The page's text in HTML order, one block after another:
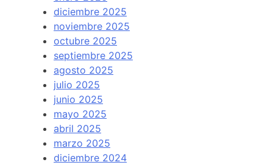
diciembre 2025
noviembre 2025
octubre 2025
septiembre 2025
agosto 2025
julio 2025
junio 2025
mayo 2025
abril 2025
marzo 2025
diciembre 2024